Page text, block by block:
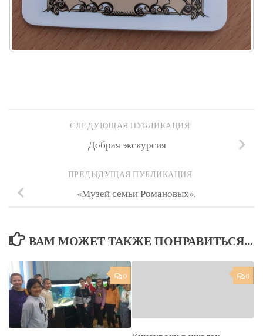
СЛЕДУЮЩАЯ ПУБЛИКАЦИЯ
Добрая экскурсия
ПРЕДЫДУЩАЯ ПУБЛИКАЦИЯ
«Музей семьи Романовых».
ВАМ МОЖЕТ ТАКЖЕ ПОНРАВИТЬСЯ...
0 0